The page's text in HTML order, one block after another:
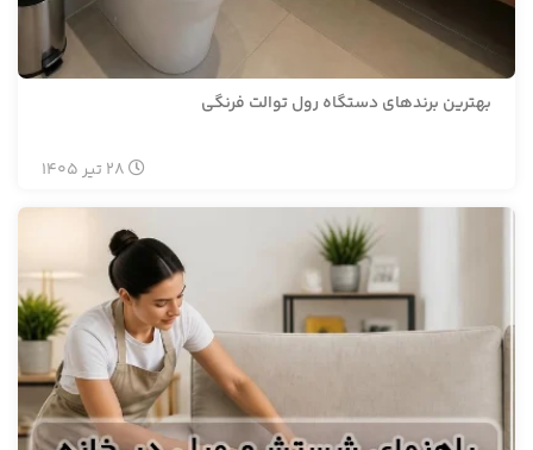
بهترین برندهای دستگاه رول توالت فرنگی
28 تیر1405